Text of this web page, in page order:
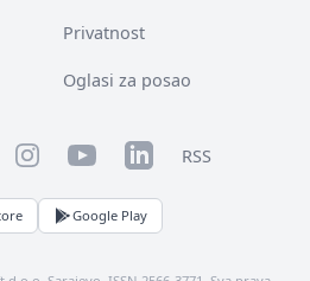
Privatnost
Oglasi za posao
InstagramYouTubeLinkedInRSS
Google Play